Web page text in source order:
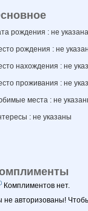
рождения : не указана
рождения : не
нахождения : не
проживания : не
места : не
: не указаны
Комплиментов нет.
не авторизованы!